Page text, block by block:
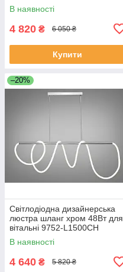
В наявності
4 820 ₴ 6 050 ₴
Купити
–20%
Світлодіодна дизайнерська
люстра шланг хром 48Вт для
вітальні 9752-L1500CH
В наявності
4 640 ₴ 5 820 ₴